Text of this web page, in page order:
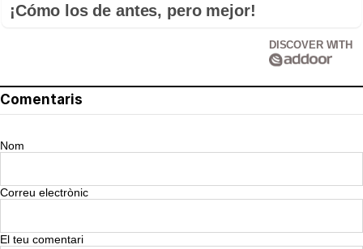
¡Cómo los de antes, pero mejor!
DISCOVER WITH
Comentaris
Nom
Correu electrònic
El teu comentari